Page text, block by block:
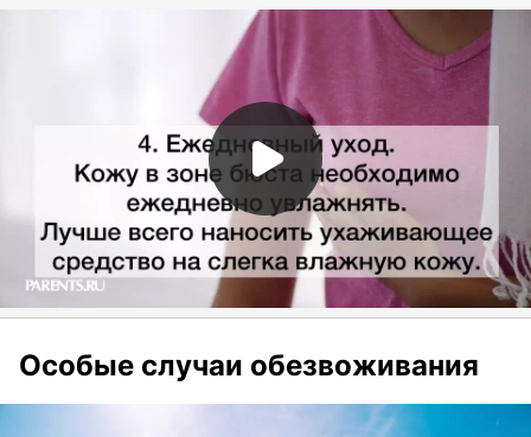
Особые случаи обезвоживания